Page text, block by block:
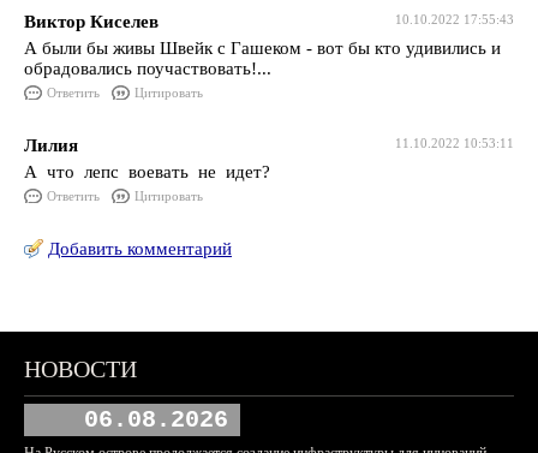
10.10.2022 17:55:43
Виктор Киселев
А были бы живы Швейк с Гашеком - вот бы кто удивились и
обрадовались поучаствовать!...
Ответить Цитировать
11.10.2022 10:53:11
Лилия
А что лепс воевать не идет?
Ответить Цитировать
Добавить комментарий
НОВОСТИ
06.08.2026